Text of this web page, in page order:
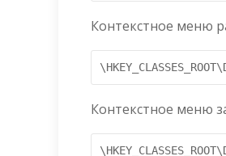
Контекстное меню
Контекстное меню